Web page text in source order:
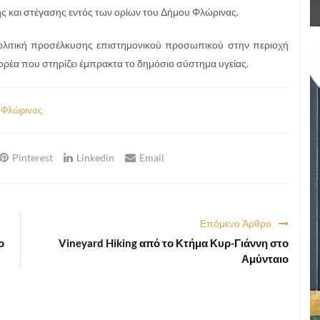
και στέγασης εντός των ορίων του Δήμου Φλώρινας.
προσέλκυσης επιστημονικού προσωπικού στην περιοχή
που στηρίζει έμπρακτα το δημόσιο σύστημα υγείας.
Pinterest Linkedin Email
Επόμενο Άρθρο
Vineyard Hiking από το Κτήμα Κυρ-Γιάννη στο
Αμύνταιο